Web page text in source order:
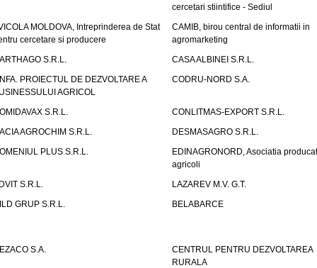
cercetari stiintifice - Sediul
MOLDOVA, Intreprinderea de Stat
cercetare si producere
CAMIB, birou central de informatii in
agromarketing
S.R.L.
CASA ALBINEI S.R.L.
PROIECTUL DE DEZVOLTARE A
AGRICOL
CODRU-NORD S.A.
S.R.L.
CONLITMAS-EXPORT S.R.L.
AGROCHIM S.R.L.
DESMASAGRO S.R.L.
PLUS S.R.L.
EDINAGRONORD, Asociatia
agricoli
S.R.L.
LAZAREV M.V. G.T.
GRUP S.R.L.
BELABARCE
S.A.
CENTRUL PENTRU DEZVOLTAREA
RURALA